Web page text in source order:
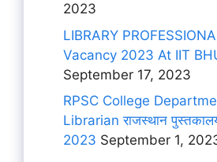
2023
LIBRARY
Vacancy 2023 At IIT
September 17, 2023
RPSC College
Librarian राजस्थान
2023 September 1,